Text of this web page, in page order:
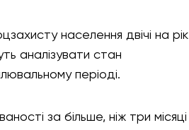
населення двічі на рік
аналізувати стан
періоді.
за більше, ніж три місяці